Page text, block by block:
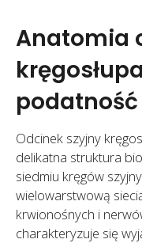
Anatomia
Odcinek szyjny
delikatna struktura
siedmiu kręgów
wielowarstwową
krwionośnych i
charakteryzuje się